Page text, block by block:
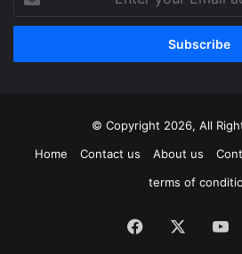
your
Email
© Copyright 2026, All
Home
Contact us About us
terms of
Facebook